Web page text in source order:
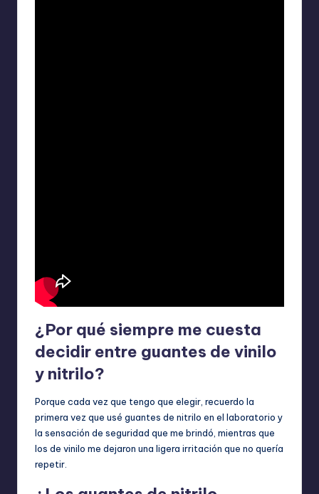
¿Por qué siempre me cuesta
decidir entre guantes de vinilo
y nitrilo?
Porque cada vez que tengo que elegir, recuerdo la
primera vez que usé guantes de nitrilo en el laboratorio y
la sensación de seguridad que me brindó, mientras que
los de vinilo me dejaron una ligera irritación que no quería
repetir.